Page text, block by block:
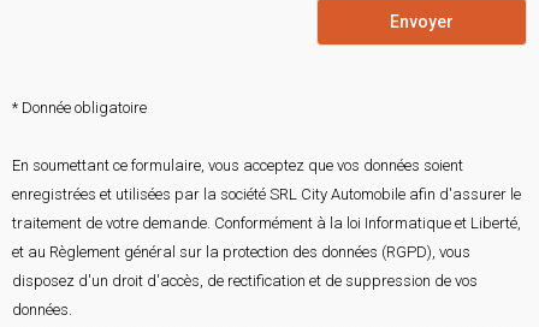
Envoyer
* Donnée obligatoire
En soumettant ce formulaire, vous acceptez que vos données soient
enregistrées et utilisées par la société SRL City Automobile afin d'assurer le
traitement de votre demande. Conformément à la loi Informatique et Liberté,
et au Règlement général sur la protection des données (RGPD), vous
disposez d'un droit d'accès, de rectification et de suppression de vos
données.